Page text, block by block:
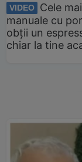
VIDEO
Cele
manuale cu
obții un
chiar la tine